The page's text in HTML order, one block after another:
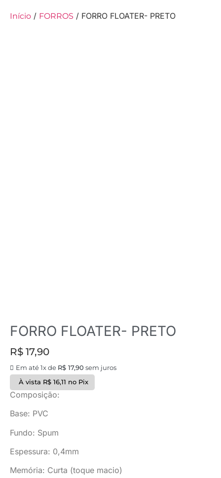
Início / FORROS / FORRO FLOATER- PRETO
FORRO FLOATER- PRETO
R$ 17,90
Em até 1x de R$ 17,90 sem juros
À vista R$16,11 no Pix
Composição:
Base: PVC
Fundo: Spum
Espessura: 0,4mm
Memória: Curta (toque macio)